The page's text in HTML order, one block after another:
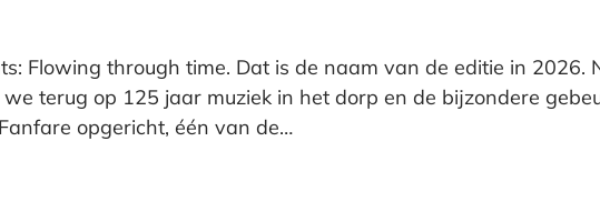
Flowing through time. Dat is de naam van de editie in
terug op 125 jaar muziek in het dorp en de bijzondere
opgericht, één van de…